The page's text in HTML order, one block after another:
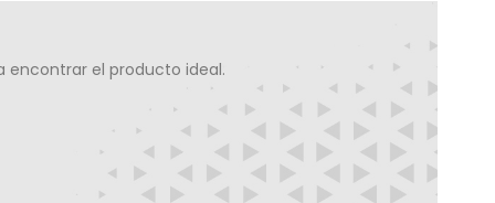
encontrar el producto ideal.